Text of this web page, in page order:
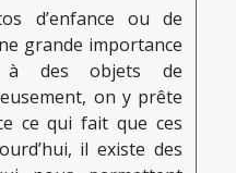
d’enfance ou de
grande importance
à des objets de
on y prête
ce qui fait que ces
il existe des